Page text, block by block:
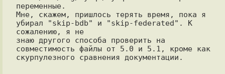
переменные.
Мне, скажем, пришлось терять время, пока я
убирал "skip-bdb" и "skip-federated". К
сожалению, я не
знаю другого способа проверить на
совместимость файлы от 5.0 и 5.1, кроме как